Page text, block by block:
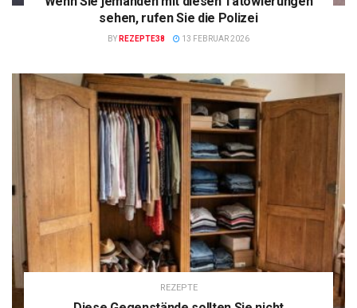
sehen, rufen Sie die Polizei
BY REZEPTE38 13 FEBRUAR 2026
REZEPTE